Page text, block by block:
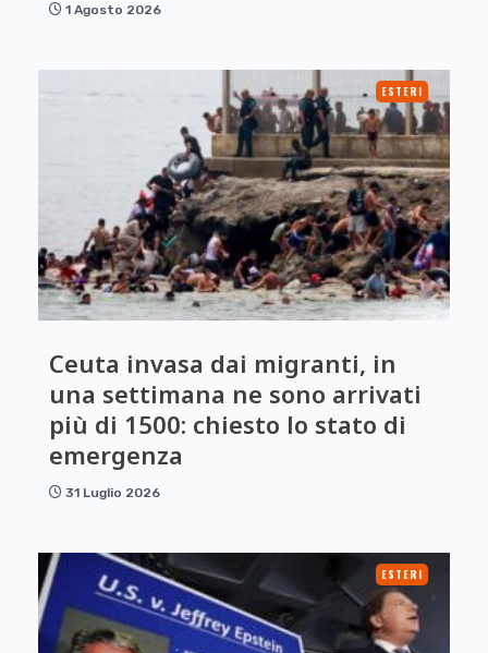
1 Agosto 2026
ESTERI
Ceuta invasa dai migranti, in
una settimana ne sono arrivati
più di 1500: chiesto lo stato di
emergenza
31 Luglio 2026
ESTERI